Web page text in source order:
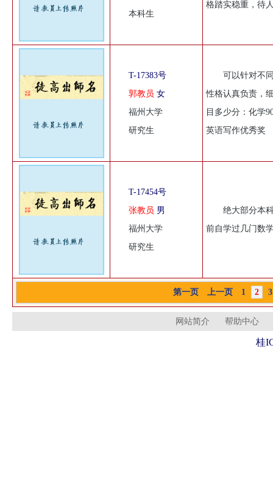
本科生
格踏实稳重，待
T-17383号
郭教员 女
福州大学
研究生
可以针对不
性格认真负责，
目多少分：化学
英语写作优秀奖
T-17454号
张教员 男
福州大学
研究生
绝大部分本
前自学过几门数
第一页 上一页 1 2 3
网站简介 帮助中心
桂